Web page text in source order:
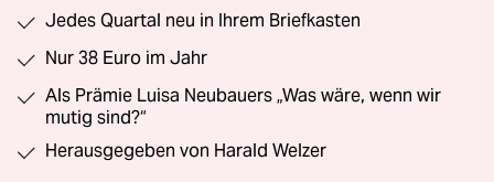
Jedes Quartal neu in Ihrem Briefkasten
Nur 38 Euro im Jahr
Als Prämie Luisa Neubauers „Was wäre, wenn wir
mutig sind?“
Herausgegeben von Harald Welzer